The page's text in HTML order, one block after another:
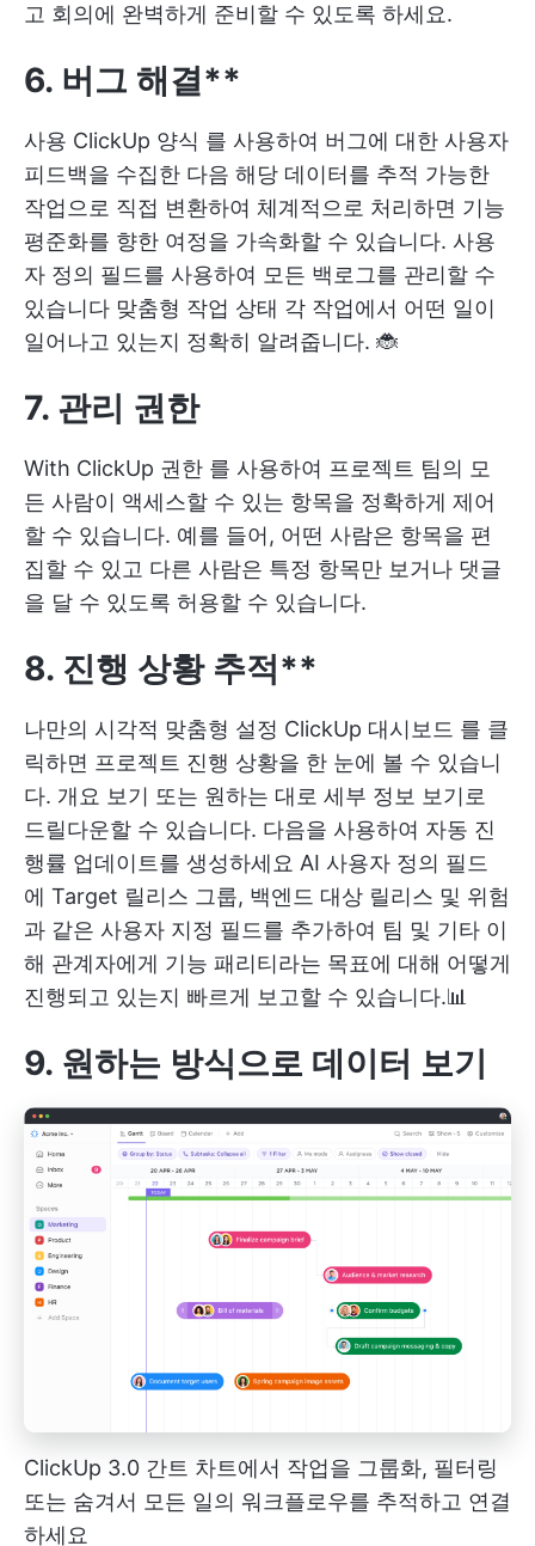
고 회의에 완벽하게 준비할 수 있도록 하세요.
6. 버그 해결**
사용 ClickUp 양식 를 사용하여 버그에 대한 사용자
피드백을 수집한 다음 해당 데이터를 추적 가능한
작업으로 직접 변환하여 체계적으로 처리하면 기능
평준화를 향한 여정을 가속화할 수 있습니다. 사용
자 정의 필드를 사용하여 모든 백로그를 관리할 수
있습니다 맞춤형 작업 상태 각 작업에서 어떤 일이
일어나고 있는지 정확히 알려줍니다. 🐞
7. 관리 권한
With ClickUp 권한 를 사용하여 프로젝트 팀의 모
든 사람이 액세스할 수 있는 항목을 정확하게 제어
할 수 있습니다. 예를 들어, 어떤 사람은 항목을 편
집할 수 있고 다른 사람은 특정 항목만 보거나 댓글
을 달 수 있도록 허용할 수 있습니다.
8. 진행 상황 추적**
나만의 시각적 맞춤형 설정 ClickUp 대시보드 를 클
릭하면 프로젝트 진행 상황을 한 눈에 볼 수 있습니
다. 개요 보기 또는 원하는 대로 세부 정보 보기로
드릴다운할 수 있습니다. 다음을 사용하여 자동 진
행률 업데이트를 생성하세요 AI 사용자 정의 필드
에 Target 릴리스 그룹, 백엔드 대상 릴리스 및 위험
과 같은 사용자 지정 필드를 추가하여 팀 및 기타 이
해 관계자에게 기능 패리티라는 목표에 대해 어떻게
진행되고 있는지 빠르게 보고할 수 있습니다.📊
9. 원하는 방식으로 데이터 보기
ClickUp 3.0 간트 차트에서 작업을 그룹화, 필터링
또는 숨겨서 모든 일의 워크플로우를 추적하고 연결
하세요